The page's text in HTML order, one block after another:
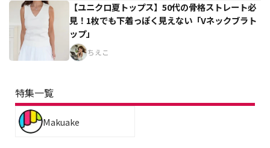
【ユニクロ夏トップス】50代の骨格ストレート必
見！1枚でも下着っぽく見えない「Vネックブラト
ップ」
ちえこ
特集一覧
Makuake